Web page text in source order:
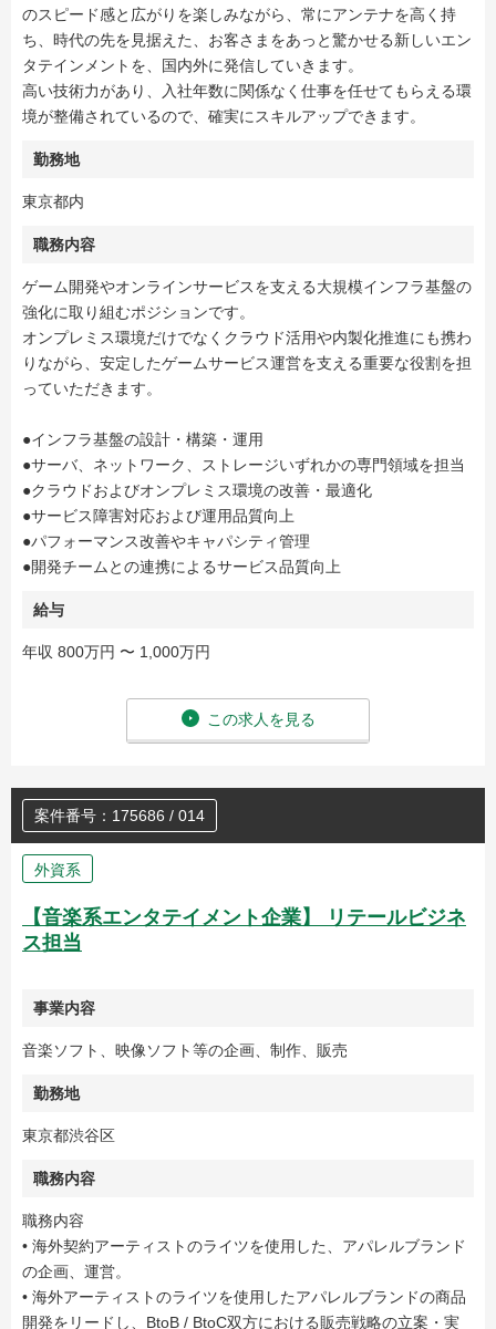
のスピード感と広がりを楽しみながら、常にアンテナを高く持
ち、時代の先を見据えた、お客さまをあっと驚かせる新しいエン
タテインメントを、国内外に発信していきます。
高い技術力があり、入社年数に関係なく仕事を任せてもらえる環
境が整備されているので、確実にスキルアップできます。
勤務地
東京都内
職務内容
ゲーム開発やオンラインサービスを支える大規模インフラ基盤の
強化に取り組むポジションです。
オンプレミス環境だけでなくクラウド活用や内製化推進にも携わ
りながら、安定したゲームサービス運営を支える重要な役割を担
っていただきます。
●インフラ基盤の設計・構築・運用
●サーバ、ネットワーク、ストレージいずれかの専門領域を担当
●クラウドおよびオンプレミス環境の改善・最適化
●サービス障害対応および運用品質向上
●パフォーマンス改善やキャパシティ管理
●開発チームとの連携によるサービス品質向上
給与
年収 800万円 〜 1,000万円
この求人を見る
案件番号：175686 / 014
外資系
【音楽系エンタテイメント企業】 リテールビジネ
ス担当
事業内容
音楽ソフト、映像ソフト等の企画、制作、販売
勤務地
東京都渋谷区
職務内容
職務内容
• 海外契約アーティストのライツを使用した、アパレルブランド
の企画、運営。
• 海外アーティストのライツを使用したアパレルブランドの商品
開発をリードし、BtoB / BtoC双方における販売戦略の立案・実